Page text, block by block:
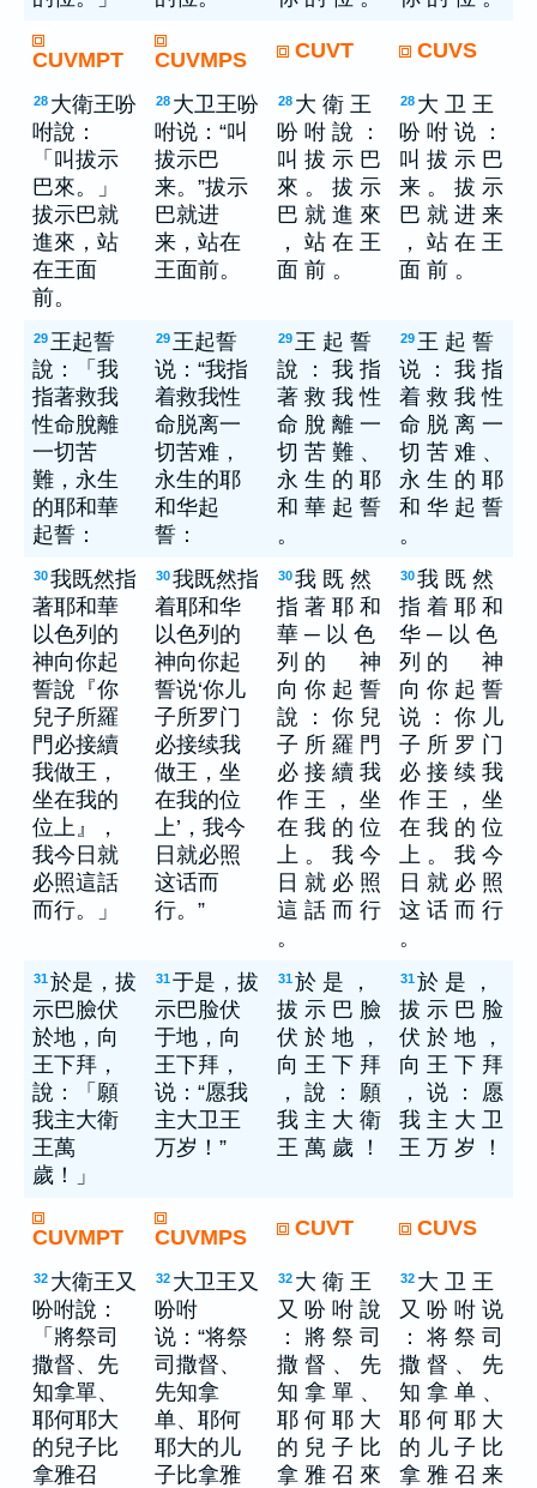
CUVMPT CUVMPS CUVT CUVS
28 大衛王吩
咐說：
「叫拔示
巴來。」
拔示巴就
進來，站
在王面
前。
28 大卫王吩
咐说：“叫
拔示巴
来。”拔示
巴就进
来，站在
王面前。
28 大 衛 王
吩 咐 說 ：
叫 拔 示 巴
來 。 拔 示
巴 就 進 來
， 站 在 王
面 前 。
28 大 卫 王
吩 咐 说 ：
叫 拔 示 巴
来 。 拔 示
巴 就 进 来
， 站 在 王
面 前 。
29王起誓
說：「我
指著救我
性命脫離
一切苦
難，永生
的耶和華
起誓：
29王起誓
说：“我指
着救我性
命脱离一
切苦难，
永生的耶
和华起
誓：
29王 起 誓
說 ： 我 指
著 救 我 性
命 脫 離 一
切 苦 難 、
永 生 的 耶
和 華 起 誓
。
29王 起 誓
说 ： 我 指
着 救 我 性
命 脱 离 一
切 苦 难 、
永 生 的 耶
和 华 起 誓
。
30我既然指
著耶和華
以色列的
神向你起
誓說『你
兒子所羅
門必接續
我做王，
坐在我的
位上』，
我今日就
必照這話
而行。」
30我既然指
着耶和华
以色列的
神向你起
誓说‘你儿
子所罗门
必接续我
做王，坐
在我的位
上’，我今
日就必照
这话而
行。”
30我 既 然
指 著 耶 和
華 ─ 以 色
列 的 神
向 你 起 誓
說 ： 你 兒
子 所 羅 門
必 接 續 我
作 王 ， 坐
在 我 的 位
上 。 我 今
日 就 必 照
這 話 而 行
。
30我 既 然
指 着 耶 和
华 ─ 以 色
列 的 神
向 你 起 誓
说 ： 你 儿
子 所 罗 门
必 接 续 我
作 王 ， 坐
在 我 的 位
上 。 我 今
日 就 必 照
这 话 而 行
。
31於是，拔
示巴臉伏
於地，向
王下拜，
說：「願
我主大衛
王萬
歲！」
31于是，拔
示巴脸伏
于地，向
王下拜，
说：“愿我
主大卫王
万岁！”
31於 是 ，
拔 示 巴 臉
伏 於 地 ，
向 王 下 拜
， 說 ： 願
我 主 大 衛
王 萬 歲 ！
31於 是 ，
拔 示 巴 脸
伏 於 地 ，
向 王 下 拜
， 说 ： 愿
我 主 大 卫
王 万 岁 ！
CUVMPT CUVMPS CUVT CUVS
32 大衛王又
吩咐說：
「將祭司
撒督、先
知拿單、
耶何耶大
的兒子比
拿雅召
32 大卫王又
吩咐
说：“将祭
司撒督、
先知拿
单、耶何
耶大的儿
子比拿雅
32 大 衛 王
又 吩 咐 說
： 將 祭 司
撒 督 、 先
知 拿 單 、
耶 何 耶 大
的 兒 子 比
拿 雅 召 來
32 大 卫 王
又 吩 咐 说
： 将 祭 司
撒 督 、 先
知 拿 单 、
耶 何 耶 大
的 儿 子 比
拿 雅 召 来